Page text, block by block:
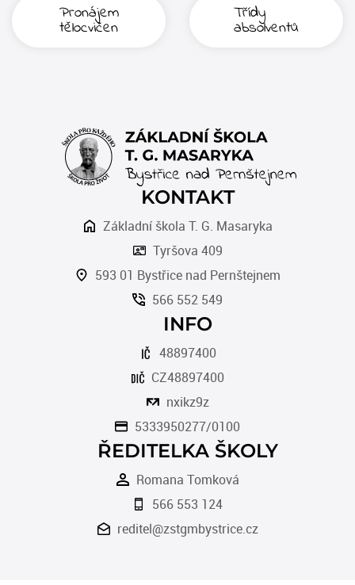
Pronájem
tělocvičen
Třídy
absolventů
KONTAKT
Základní škola T. G. Masaryka
Tyršova 409
593 01 Bystřice nad Pernštejnem
566 552 549
INFO
48897400
CZ48897400
nxikz9z
5333950277/0100
ŘEDITELKA ŠKOLY
Romana Tomková
566 553 124
reditel@zstgmbystrice.cz